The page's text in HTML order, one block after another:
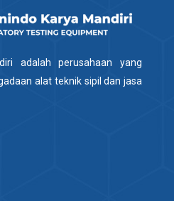
adalah perusahaan yang
alat teknik sipil dan jasa